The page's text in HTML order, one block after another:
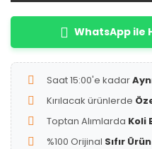
WhatsApp ile
Saat 15:00'e kadar
Kırılacak ürünlerde
Toptan Alımlarda Koli
%100 Orijinal Sıfır Ürün